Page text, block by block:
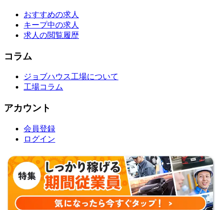
おすすめの求人
キープ中の求人
求人の閲覧履歴
コラム
ジョブハウス工場について
工場コラム
アカウント
会員登録
ログイン